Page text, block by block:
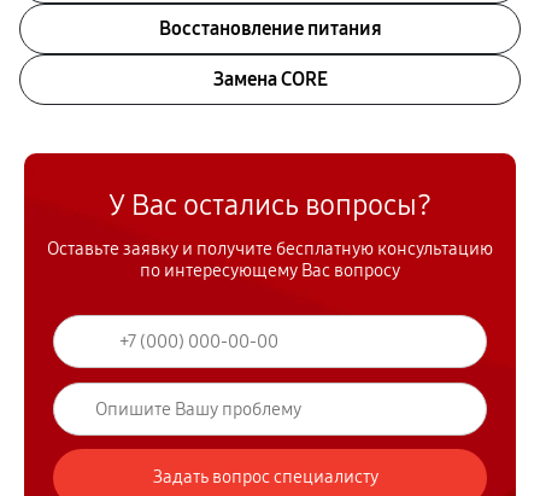
Восстановление питания
Замена CORE
У Вас остались вопросы?
Оставьте заявку и получите бесплатную консультацию
по интересующему Вас вопросу